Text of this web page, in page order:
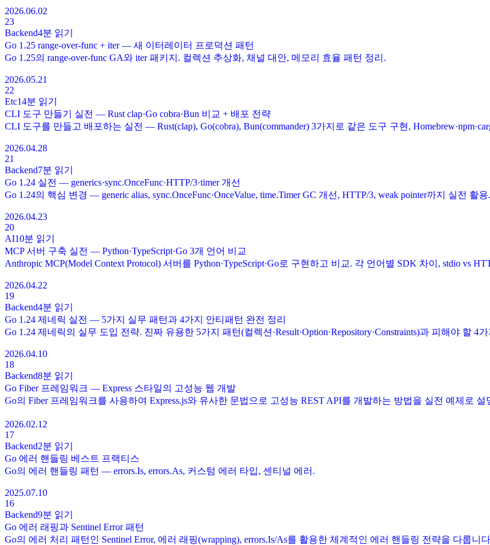
2026.06.02
23
Backend4분 읽기
Go 1.25 range-over-func + iter — 새 이터레이터 프로덕션 패턴
Go 1.25의 range-over-func GA와 iter 패키지. 컬렉션 추상화, 채널 대안, 메모리 효율 패턴 정리.
2026.05.21
22
Etc14분 읽기
CLI 도구 만들기 실전 — Rust clap·Go cobra·Bun 비교 + 배포 전략
CLI 도구를 만들고 배포하는 실전 — Rust(clap), Go(cobra), Bun(commander) 3가지로 같은 도구 구현,
2026.04.28
21
Backend7분 읽기
Go 1.24 실전 — generics·sync.OnceFunc·HTTP/3·timer 개선
Go 1.24의 핵심 변경 — generic alias, sync.OnceFunc·OnceValue, time.Timer GC 개선, HTTP/3, weak pointer까지 실전 활용.
2026.04.23
20
AI10분 읽기
MCP 서버 구축 실전 — Python·TypeScript·Go 3개 언어 비교
Anthropic MCP(Model Context Protocol) 서버를 Python·TypeScript·Go로 구현하고 비교. 각 언어별 SDK 차이, stdio vs
2026.04.22
19
Backend4분 읽기
Go 1.24 제네릭 실전 — 5가지 실무 패턴과 4가지 안티패턴 완전 정리
Go 1.24 제네릭의 실무 도입 전략. 진짜 유용한 5가지 패턴(컬렉션·Result·Option·Repository·Constraints)과 피해야 할 4
2026.04.10
18
Backend8분 읽기
Go Fiber 프레임워크 — Express 스타일의 고성능 웹 개발
Go의 Fiber 프레임워크를 사용하여 Express.js와 유사한 문법으로 고성능 REST API를 개발하는 방법을 실전 예제로 설
2026.02.12
17
Backend2분 읽기
Go 에러 핸들링 베스트 프랙티스
Go의 에러 핸들링 패턴 — errors.Is, errors.As, 커스텀 에러 타입, 센티널 에러.
2025.07.10
16
Backend9분 읽기
Go 에러 래핑과 Sentinel Error 패턴
Go의 에러 처리 패턴인 Sentinel Error, 에러 래핑(wrapping), errors.Is/As를 활용한 체계적인 에러 핸들링 전략을 다룹니